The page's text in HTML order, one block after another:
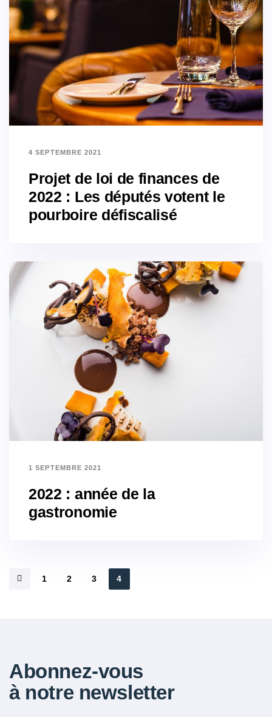
4 SEPTEMBRE 2021
Projet de loi de finances de
2022 : Les députés votent le
pourboire défiscalisé
1 SEPTEMBRE 2021
2022 : année de la
gastronomie
1 2 3 4
Abonnez-vous
à notre newsletter